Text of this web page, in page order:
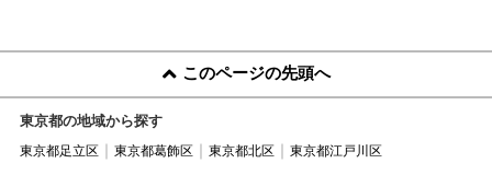
このページの先頭へ
東京都の地域から探す
東京都足立区 東京都葛飾区 東京都北区 東京都江戸川区